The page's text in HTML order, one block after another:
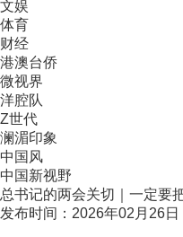
文娱
体育
财经
港澳台侨
微视界
洋腔队
Z世代
澜湄印象
中国风
中国新视野
总书记的两会关切｜一定要
发布时间：2026年02月26